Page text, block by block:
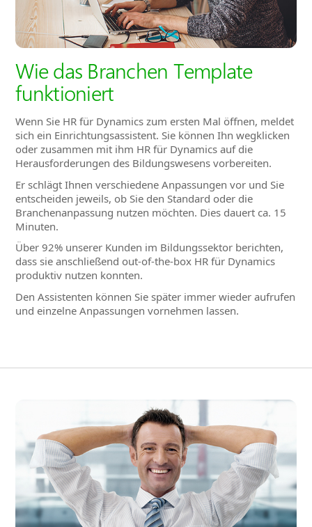
Wie das Branchen Template
funktioniert
Wenn Sie HR für Dynamics zum ersten Mal öffnen, meldet
sich ein Einrichtungsassistent. Sie können Ihn wegklicken
oder zusammen mit ihm HR für Dynamics auf die
Herausforderungen des Bildungswesens vorbereiten.
Er schlägt Ihnen verschiedene Anpassungen vor und Sie
entscheiden jeweils, ob Sie den Standard oder die
Branchenanpassung nutzen möchten. Dies dauert ca. 15
Minuten.
Über 92% unserer Kunden im Bildungssektor berichten,
dass sie anschließend out-of-the-box HR für Dynamics
produktiv nutzen konnten.
Den Assistenten können Sie später immer wieder aufrufen
und einzelne Anpassungen vornehmen lassen.